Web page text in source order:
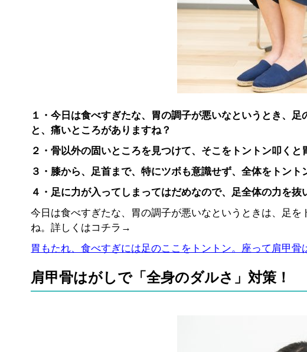
１・今日は食べすぎたな、胃の調子が悪いなというとき、
と、痛いところがありますね？
２・骨以外の固いところを見つけて、そこをトントン叩くと
３・膝から、足首まで、特にツボも意識せず、全体をトント
４・足に力が入ってしまってはだめなので、足全体の力を抜
今日は食べすぎたな、胃の調子が悪いなというときは、足
ね。詳しくはコチラ→
胃もたれ、食べすぎには足のここをトントン。座って肩甲骨
肩甲骨はがしで「全身のダルさ」対策！